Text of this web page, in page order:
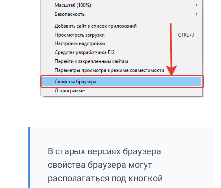
В старых версиях браузера
свойства браузера могут
располагаться под кнопкой